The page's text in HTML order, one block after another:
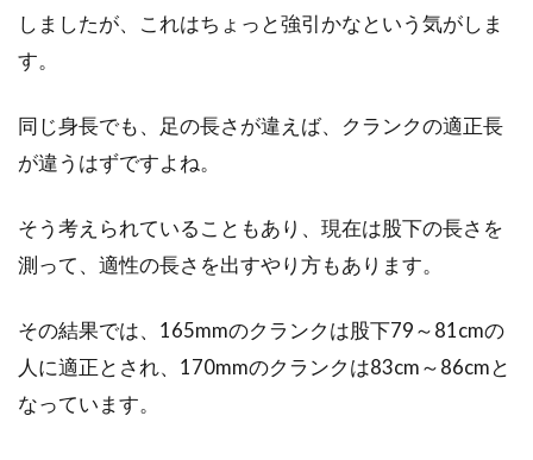
しましたが、これはちょっと強引かなという気がしま
す。
同じ身長でも、足の長さが違えば、クランクの適正長
が違うはずですよね。
そう考えられていることもあり、現在は股下の長さを
測って、適性の長さを出すやり方もあります。
その結果では、165mmのクランクは股下79～81cmの
人に適正とされ、170mmのクランクは83cm～86cmと
なっています。